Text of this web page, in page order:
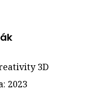
3D
2023